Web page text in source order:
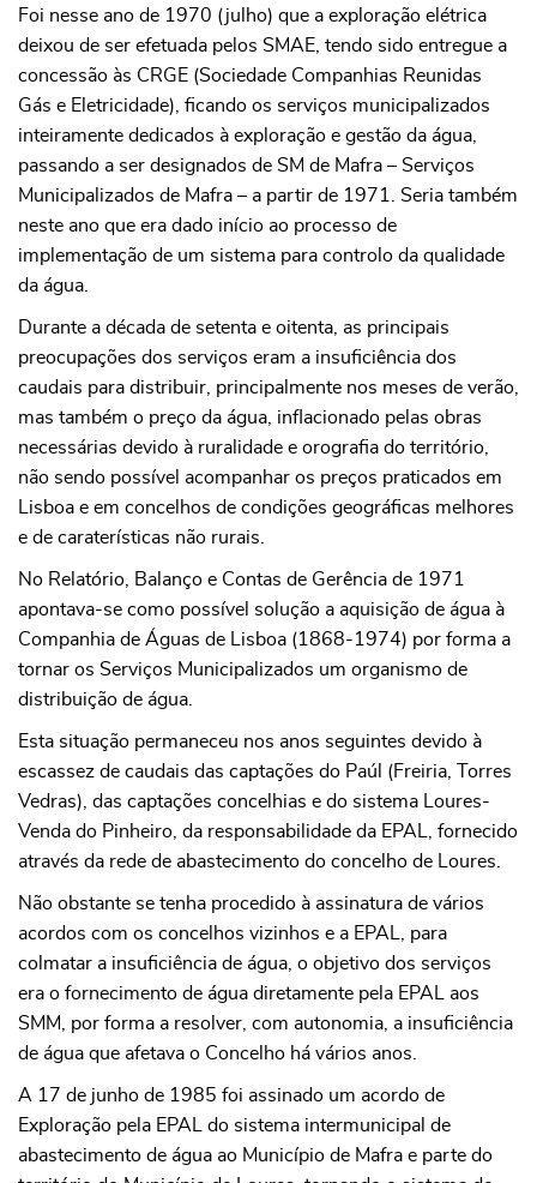
Foi nesse ano de 1970 (julho) que a exploração elétrica
deixou de ser efetuada pelos SMAE, tendo sido entregue a
concessão às CRGE (Sociedade Companhias Reunidas
Gás e Eletricidade), ficando os serviços municipalizados
inteiramente dedicados à exploração e gestão da água,
passando a ser designados de SM de Mafra – Serviços
Municipalizados de Mafra – a partir de 1971. Seria também
neste ano que era dado início ao processo de
implementação de um sistema para controlo da qualidade
da água.
Durante a década de setenta e oitenta, as principais
preocupações dos serviços eram a insuficiência dos
caudais para distribuir, principalmente nos meses de verão,
mas também o preço da água, inflacionado pelas obras
necessárias devido à ruralidade e orografia do território,
não sendo possível acompanhar os preços praticados em
Lisboa e em concelhos de condições geográficas melhores
e de caraterísticas não rurais.
No Relatório, Balanço e Contas de Gerência de 1971
apontava-se como possível solução a aquisição de água à
Companhia de Águas de Lisboa (1868-1974) por forma a
tornar os Serviços Municipalizados um organismo de
distribuição de água.
Esta situação permaneceu nos anos seguintes devido à
escassez de caudais das captações do Paúl (Freiria, Torres
Vedras), das captações concelhias e do sistema Loures-
Venda do Pinheiro, da responsabilidade da EPAL, fornecido
através da rede de abastecimento do concelho de Loures.
Não obstante se tenha procedido à assinatura de vários
acordos com os concelhos vizinhos e a EPAL, para
colmatar a insuficiência de água, o objetivo dos serviços
era o fornecimento de água diretamente pela EPAL aos
SMM, por forma a resolver, com autonomia, a insuficiência
de água que afetava o Concelho há vários anos.
A 17 de junho de 1985 foi assinado um acordo de
Exploração pela EPAL do sistema intermunicipal de
abastecimento de água ao Município de Mafra e parte do